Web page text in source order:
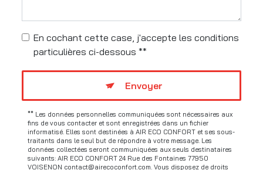
En cochant cette case, j'accepte les conditions
particulières ci-dessous **
Envoyer
** Les données personnelles communiquées sont nécessaires aux
fins de vous contacter et sont enregistrées dans un fichier
informatisé. Elles sont destinées à AIR ECO CONFORT et ses sous-
traitants dans le seul but de répondre à votre message. Les
données collectées seront communiquées aux seuls destinataires
suivants: AIR ECO CONFORT 24 Rue des Fontaines 77950
VOISENON contact@airecoconfort.com. Vous disposez de droits